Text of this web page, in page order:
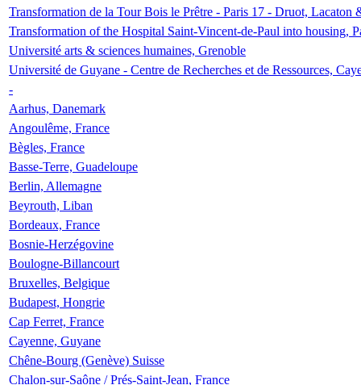
Transformation de la Tour Bois le Prêtre - Paris 17 - Druot, Lacaton
Transformation of the Hospital Saint-Vincent-de-Paul into housing,
Université arts & sciences humaines, Grenoble
Université de Guyane - Centre de Recherches et de Ressources,
-
Aarhus, Danemark
Angoulême, France
Bègles, France
Basse-Terre, Guadeloupe
Berlin, Allemagne
Beyrouth, Liban
Bordeaux, France
Bosnie-Herzégovine
Boulogne-Billancourt
Bruxelles, Belgique
Budapest, Hongrie
Cap Ferret, France
Cayenne, Guyane
Chêne-Bourg (Genève) Suisse
Chalon-sur-Saône / Prés-Saint-Jean, France